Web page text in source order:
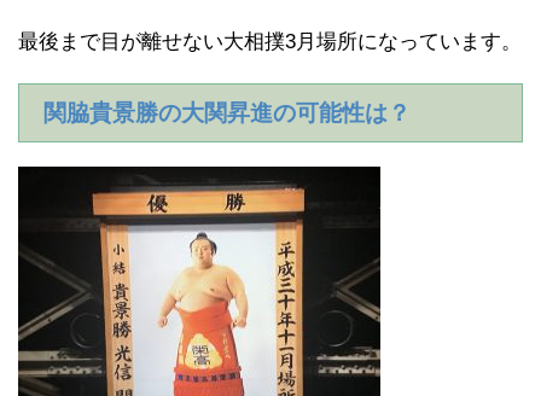
最後まで目が離せない大相撲3月場所になっています。
関脇貴景勝の大関昇進の可能性は？